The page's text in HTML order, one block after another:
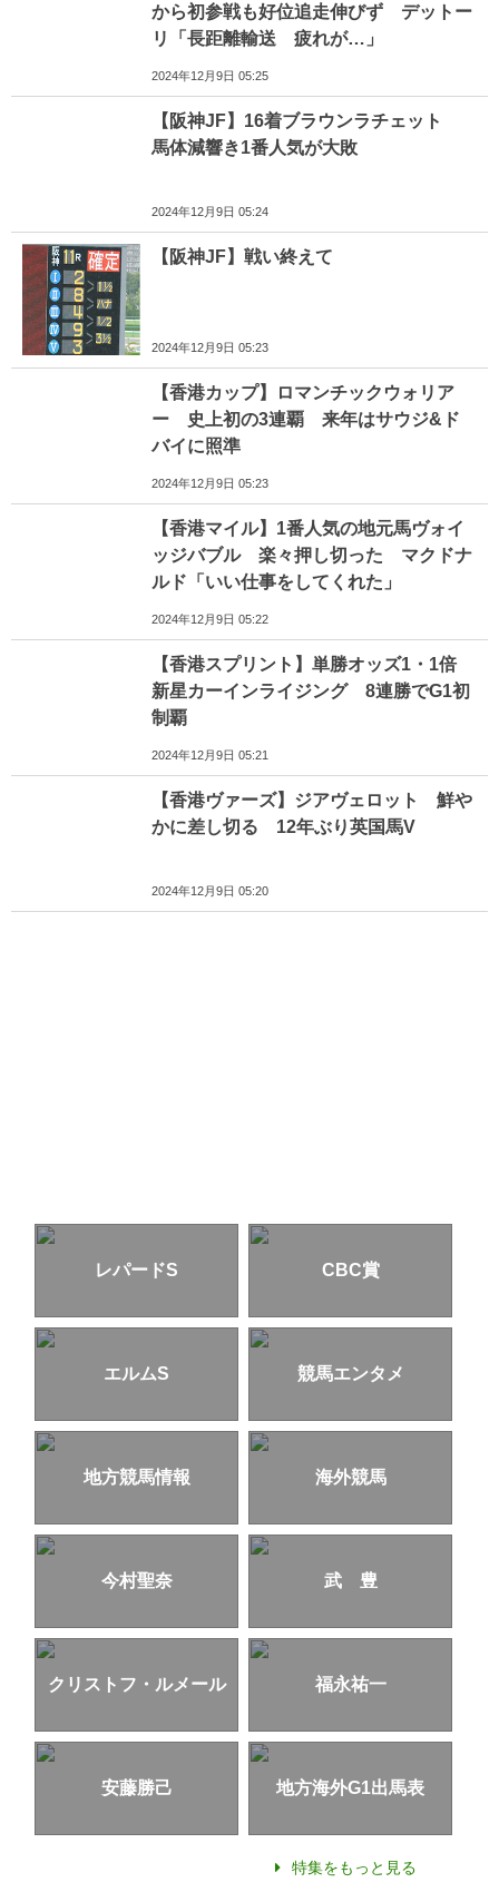
から初参戦も好位追走伸びず デットー
リ「長距離輸送 疲れが…」
2024年12月9日 05:25
【阪神JF】16着ブラウンラチェット
馬体減響き1番人気が大敗
2024年12月9日 05:24
【阪神JF】戦い終えて
2024年12月9日 05:23
【香港カップ】ロマンチックウォリア
ー 史上初の3連覇 来年はサウジ&ド
バイに照準
2024年12月9日 05:23
【香港マイル】1番人気の地元馬ヴォイ
ッジバブル 楽々押し切った マクドナ
ルド「いい仕事をしてくれた」
2024年12月9日 05:22
【香港スプリント】単勝オッズ1・1倍
新星カーインライジング 8連勝でG1初
制覇
2024年12月9日 05:21
【香港ヴァーズ】ジアヴェロット 鮮や
かに差し切る 12年ぶり英国馬V
2024年12月9日 05:20
レパードS CBC賞
エルムS 競馬エンタメ
地方競馬情報 海外競馬
今村聖奈 武 豊
クリストフ・ルメール 福永祐一
安藤勝己 地方海外G1出馬表
特集をもっと見る